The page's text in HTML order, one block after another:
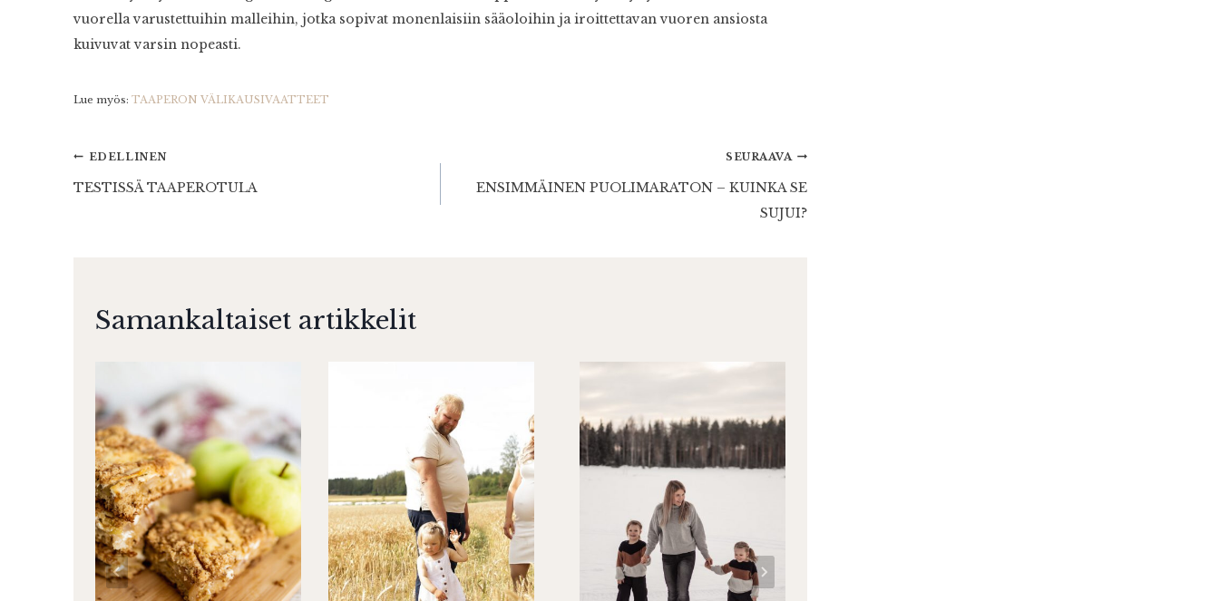
vuorella varustettuihin malleihin, jotka sopivat monenlaisiin sääoloihin ja iroittettavan vuoren ansiosta
kuivuvat varsin nopeasti.
Lue myös: TAAPERON VÄLIKAUSIVAATTEET
Artikkelien
selaus
EDELLINEN
TESTISSÄ TAAPEROTULA
SEURAAVA
ENSIMMÄINEN PUOLIMARATON – KUINKA SE
SUJUI?
Samankaltaiset artikkelit